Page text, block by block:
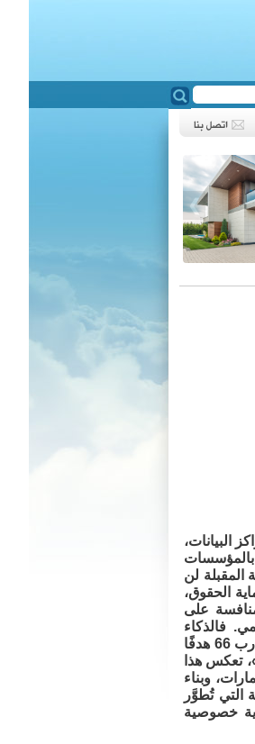
❮
البيانات،
بالمؤسسات
المقبلة لن
الحقوق،
على
للتحول الرقمي. فالذكاء
الاصطناعي لم يعد مشروعًا تقنيًا منفصلًا، بل أصبح محركًا اقتصاديًا يرتبط بصورة مباشرة وغير مباشرة بما يقارب 66 هدفًا
تعكس هذا
وبناء
التي تُطوَّر
خصوصية